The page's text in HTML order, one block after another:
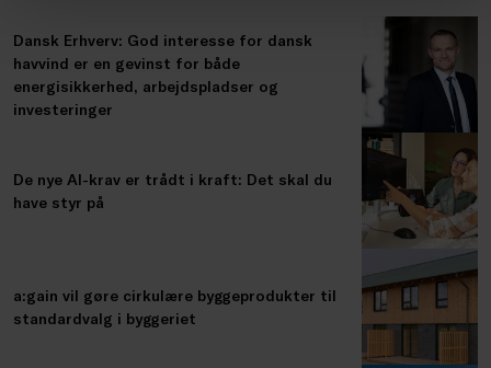
Dansk Erhverv: God interesse for dansk
havvind er en gevinst for både
energisikkerhed, arbejdspladser og
investeringer
De nye AI-krav er trådt i kraft: Det skal du
have styr på
a:gain vil gøre cirkulære byggeprodukter til
standardvalg i byggeriet